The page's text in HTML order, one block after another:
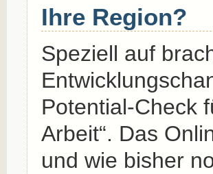
Ihre Region?
Speziell auf
Potential-Check
Arbeit“. Das
und wie bisher